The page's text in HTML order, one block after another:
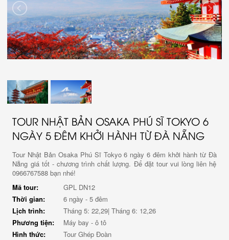
TOUR NHẬT BẢN OSAKA PHÚ SĨ TOKYO 6
NGÀY 5 ĐÊM KHỞI HÀNH TỪ ĐÀ NẴNG
Tour Nhật Bản Osaka Phú Sĩ Tokyo 6 ngày 6 đêm khởi hành từ Đà
Nẵng giá tốt - chương trình chất lượng. Để đặt tour vui lòng liên hệ
0966767588 bạn nhé!
Mã tour:
GPL DN12
Thời gian:
6 ngày - 5 đêm
Lịch trình:
Tháng 5: 22,29| Tháng 6: 12,26
Phương tiện:
Máy bay - ô tô
Hình thức:
Tour Ghép Đoàn